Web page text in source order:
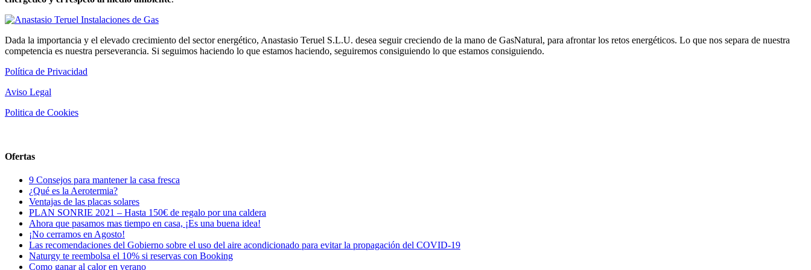
Dada la importancia y el elevado crecimiento del sector energético, Anastasio Teruel S.L.U. desea seguir creciendo de la mano de GasNatural, para afrontar los retos energéticos. Lo que nos separa de nuestra
competencia es nuestra perseverancia. Si seguimos haciendo lo que estamos haciendo, seguiremos consiguiendo lo que estamos consiguiendo.
Política de Privacidad
Aviso Legal
Politica de Cookies
Ofertas
9 Consejos para mantener la casa fresca
¿Qué es la Aerotermia?
Ventajas de las placas solares
PLAN SONRIE 2021 – Hasta 150€ de regalo por una caldera
Ahora que pasamos mas tiempo en casa, ¡Es una buena idea!
¡No cerramos en Agosto!
Las recomendaciones del Gobierno sobre el uso del aire acondicionado para evitar la propagación del COVID-19
Naturgy te reembolsa el 10% si reservas con Booking
Como ganar al calor en verano